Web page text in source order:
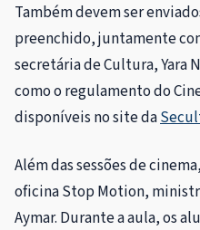
Também devem ser
preenchido, juntamente
secretária de Cultura, Yara
como o regulamento do
disponíveis no site da
Além das sessões de
oficina Stop Motion,
Aymar. Durante a aula, os